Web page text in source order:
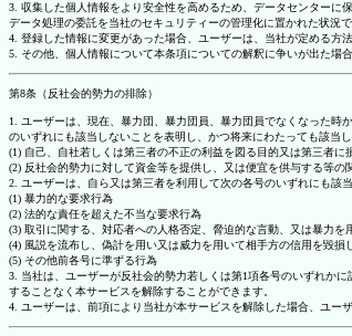
3. 収集した個人情報をより安全性を高めるため、データセンターに
データ処理の委託を当社のセキュリティーの管理化に置かれた状況で
4. 登録した情報に変更があった場合、ユーザーは、当社が定める方
5. その他、個人情報について本条項についての解釈に争いが出た場
第8条（反社会的勢力の排除）
1. ユーザーは、現在、暴力団、暴力団員、暴力団員でなくなった
のいずれにも該当しないことを表明し、かつ将来にわたっても該当し
(1) 自己、自社若しくは第三者の不正の利益を図る目的又は第三者
(2) 反社会的勢力に対して資金等を提供し、又は便宜を供与する等の
2. ユーザーは、自ら又は第三者を利用して次の各号のいずれにも該
(1) 暴力的な要求行為
(2) 法的な責任を超えた不当な要求行為
(3) 取引に関する、対応者への人格否定、脅迫的な言動、又は暴力を
(4) 風説を流布し、偽計を用い又は威力を用いて相手方の信用を毀損
(5) その他前各号に準ずる行為
3. 当社は、ユーザーが反社会的勢力若しくは第1項各号のいずれか
することなく本サービスを解除することができます。
4. ユーザーは、前項により当社が本サービスを解除した場合、ユー